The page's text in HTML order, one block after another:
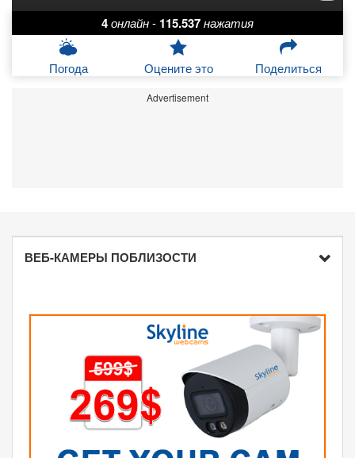
4онлайн- 115.537нажатия
Погода Оцените это Поделиться
Advertisement
ВЕБ-КАМЕРЫ ПОБЛИЗОСТИ